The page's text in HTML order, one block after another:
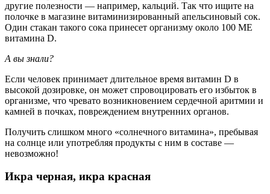
другие полезности — например, кальций. Так что ищите на
полочке в магазине витаминизированный апельсиновый сок.
Один стакан такого сока принесет организму около 100 МЕ
витамина D.
А вы знали?
Если человек принимает длительное время витамин D в
высокой дозировке, он может спровоцировать его избыток в
организме, что чревато возникновением сердечной аритмии и
камней в почках, повреждением внутренних органов.
Получить слишком много «солнечного витамина», пребывая
на солнце или употребляя продукты с ним в составе —
невозможно!
Икра черная, икра красная